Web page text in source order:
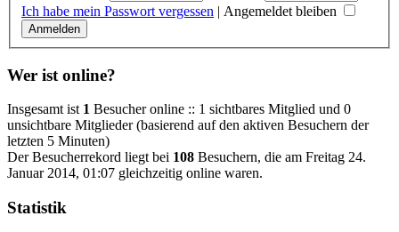
Ich habe mein Passwort vergessen | Angemeldet bleiben
Wer ist online?
Insgesamt ist 1 Besucher online :: 1 sichtbares Mitglied und 0
unsichtbare Mitglieder (basierend auf den aktiven Besuchern der
letzten 5 Minuten)
Der Besucherrekord liegt bei 108 Besuchern, die am Freitag 24.
Januar 2014, 01:07 gleichzeitig online waren.
Statistik